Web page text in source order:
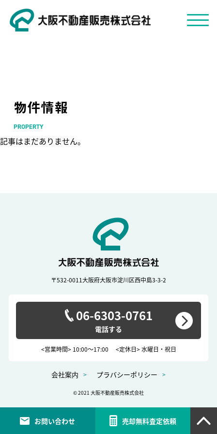
お問い合わせ 売却無料査定依頼
物件情報
PROPERTY
記事はまだありません。
〒532-0011大阪府大阪市淀川区西中島3-3-2
06-6303-0761
<営業時間> 10:00～17:00 <定休日> 水曜日・祝日
会社案内 プラバシーポリシー
© 2021 大阪不動産販売株式会社